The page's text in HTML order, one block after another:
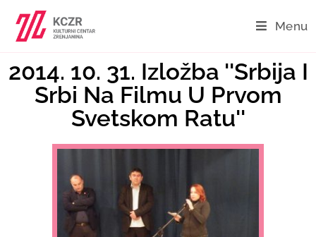
Menu
2014. 10. 31. Izložba ''Srbija I
Srbi Na Filmu U Prvom
Svetskom Ratu''